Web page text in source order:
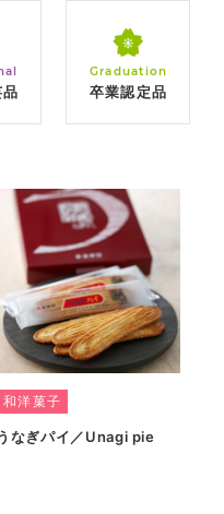
Graduation
卒業認定品
和洋菓子
なぎパイ／Unagi pie